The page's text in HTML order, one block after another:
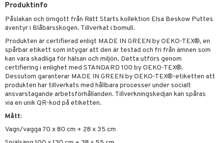
Produktinfo
Påslakan och örngott från Rätt Starts kollektion Elsa Beskow Puttes
äventyr i Blåbärsskogen. Tillverkat i bomull.
Produkten är certifierad enligt MADE IN GREEN by OEKO-TEX®, en
spårbar etikett som intygar att den är testad och fri från ämnen som
kan vara skadliga för hälsan och miljön. Detta utförs genom
certifiering i enlighet med STANDARD 100 by OEKO-TEX®.
Dessutom garanterar MADE IN GREEN by OEKO-TEX®-etiketten att
produkten har tillverkats med hållbara processer under socialt
ansvarstagande arbetsförhållanden. Tillverkningskedjan kan spåras
via en unik QR-kod på etiketten.
Mått:
Vagn/vagga 70 x 80 cm + 28 x 35 cm
Barn
Love
Prinsessor
Gris
Potter
City
Classic
Creator
Disney
Disney Princess
DUPLO
Friends
Minecraft
leksaker
spel